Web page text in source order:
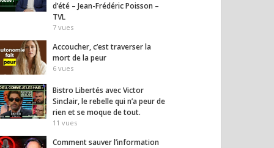
d’été – Jean-Frédéric Poisson –
TVL
7 vues
Accoucher, c’est traverser la
mort de la peur
6 vues
Bistro Libertés avec Victor
Sinclair, le rebelle qui n’a peur de
rien et se moque de tout.
11 vues
Comment sauver l’information